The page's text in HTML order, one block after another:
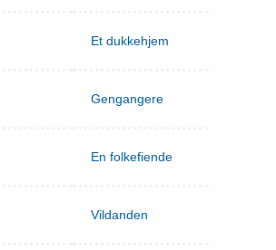
Et dukkehjem
Gengangere
En folkefiende
Vildanden